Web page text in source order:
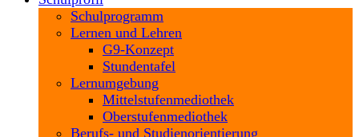
Schulprogramm
Lernen und Lehren
G9-Konzept
Stundentafel
Lernumgebung
Mittelstufenmediothek
Oberstufenmediothek
Berufs- und Studienorientierung